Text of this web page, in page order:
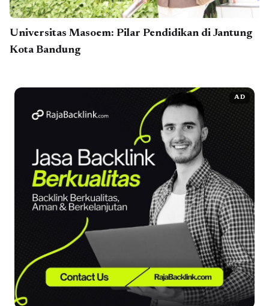
Universitas Masoem: Pilar Pendidikan di Jantung
Kota Bandung
AD